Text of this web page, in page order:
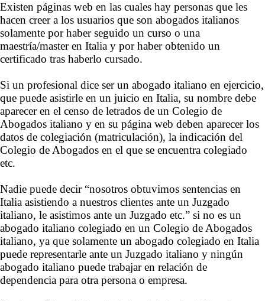
Existen páginas web en las cuales hay personas que les
hacen creer a los usuarios que son abogados italianos
solamente por haber seguido un curso o una
maestría/master en Italia y por haber obtenido un
certificado tras haberlo cursado.
Si un profesional dice ser un abogado italiano en ejercicio,
que puede asistirle en un juicio en Italia, su nombre debe
aparecer en el censo de letrados de un Colegio de
Abogados italiano y en su página web deben aparecer los
datos de colegiación (matriculación), la indicación del
Colegio de Abogados en el que se encuentra colegiado
etc.
Nadie puede decir “nosotros obtuvimos sentencias en
Italia asistiendo a nuestros clientes ante un Juzgado
italiano, le asistimos ante un Juzgado etc.” si no es un
abogado italiano colegiado en un Colegio de Abogados
italiano, ya que solamente un abogado colegiado en Italia
puede representarle ante un Juzgado italiano y ningún
abogado italiano puede trabajar en relación de
dependencia para otra persona o empresa.